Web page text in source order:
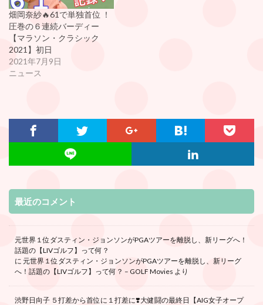
畑岡奈紗🔥61で単独首位 ！
圧巻の６連続バーディー
【マラソン・クラシック
2021】初日
2021年7月9日
ニュース
最近のコメント
元世界１位ダスティン・ジョンソンがPGAツアーを離脱し、新リーグへ！
話題の【LIVゴルフ】って何？
に 元世界１位ダスティン・ジョンソンがPGAツアーを離脱し、新リーグ
へ！話題の【LIVゴルフ】って何？ – GOLF Movies より
渋野日向子 ５打差から首位に１打差に❣️大健闘の最終日【AIG女子オープ